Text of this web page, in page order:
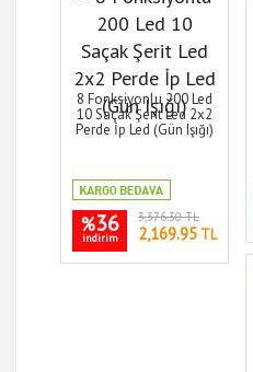
8 Fonksiyonlu 200 Led
10 Saçak Şerit Led 2x2
Perde İp Led (Gün Işığı)
%36
indirim
3,376.30 TL
2,169.95 TL